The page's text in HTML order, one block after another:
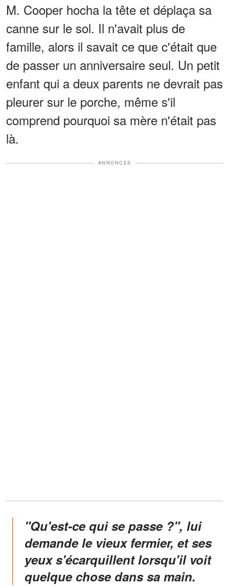
M. Cooper hocha la tête et déplaça sa
canne sur le sol. Il n'avait plus de
famille, alors il savait ce que c'était que
de passer un anniversaire seul. Un petit
enfant qui a deux parents ne devrait pas
pleurer sur le porche, même s'il
comprend pourquoi sa mère n'était pas
là.
ANNONCES
"Qu'est-ce qui se passe ?", lui
demande le vieux fermier, et ses
yeux s'écarquillent lorsqu'il voit
quelque chose dans sa main.